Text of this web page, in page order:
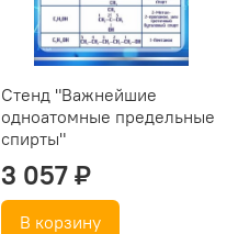
Стенд "Важнейшие
одноатомные предельные
спирты"
3 057 ₽
В корзину